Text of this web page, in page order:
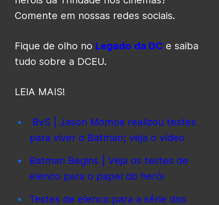
Comente em nossas redes sociais.
Fique de olho no Legado da DC e saiba
tudo sobre a DCEU.
LEIA MAIS!
BvS | Jason Momoa realizou testes
para viver o Batman; veja o vídeo
Batman Begins | Veja os testes de
elenco para o papel do herói
Testes de elenco para a série dos